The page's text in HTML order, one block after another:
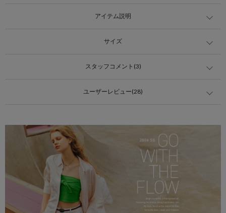
アイテム説明
サイズ
スタッフコメント(3)
ユーザーレビュー(28)